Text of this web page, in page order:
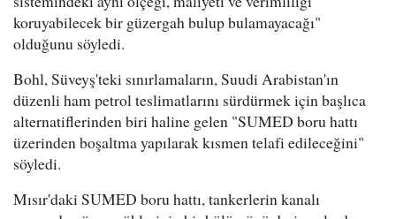
koruyabilecek bir güzergah bulup bulamayacağı"
olduğunu söyledi.
Bohl, Süveyş'teki sınırlamaların, Suudi Arabistan'ın
düzenli ham petrol teslimatlarını sürdürmek için başlıca
alternatiflerinden biri haline gelen "SUMED boru hattı
üzerinden boşaltma yapılarak kısmen telafi edileceğini"
söyledi.
Mısır'daki SUMED boru hattı, tankerlerin kanalı